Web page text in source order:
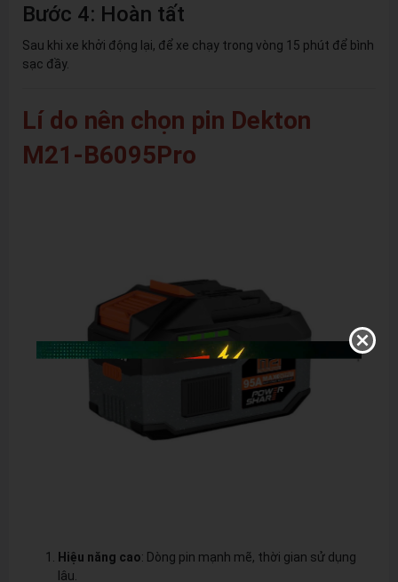
Bước 4: Hoàn tất
Sau khi xe khởi động lại, để xe chạy trong vòng 15 phút để bình
sạc đầy.
Lí do nên chọn pin Dekton
M21-B6095Pro
Hiệu năng cao: Dòng pin mạnh mẽ, thời gian sử dụng
lâu.